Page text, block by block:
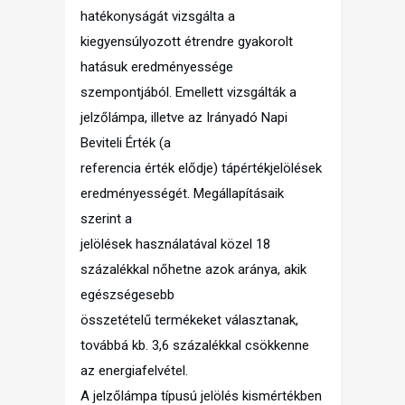
hatékonyságát vizsgálta a
kiegyensúlyozott étrendre gyakorolt
hatásuk eredményessége
szempontjából. Emellett vizsgálták a
jelzőlámpa, illetve az Irányadó Napi
Beviteli Érték (a
referencia érték elődje) tápértékjelölések
eredményességét. Megállapításaik
szerint a
jelölések használatával közel 18
százalékkal nőhetne azok aránya, akik
egészségesebb
összetételű termékeket választanak,
továbbá kb. 3,6 százalékkal csökkenne
az energiafelvétel.
A jelzőlámpa típusú jelölés kismértékben